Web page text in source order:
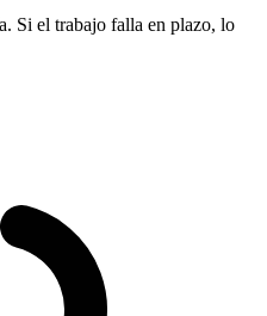
Si el trabajo falla en plazo, lo